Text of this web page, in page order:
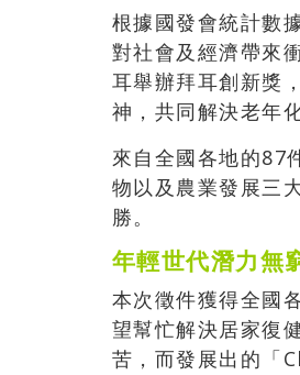
根據國發會統計數
對社會及經濟帶來
耳舉辦拜耳創新獎
神，共同解決老年
來自全國各地的87
物以及農業發展三
勝。
年輕世代潛力
本次徵件獲得全國
望幫忙解決居家復
苦，而發展出的「